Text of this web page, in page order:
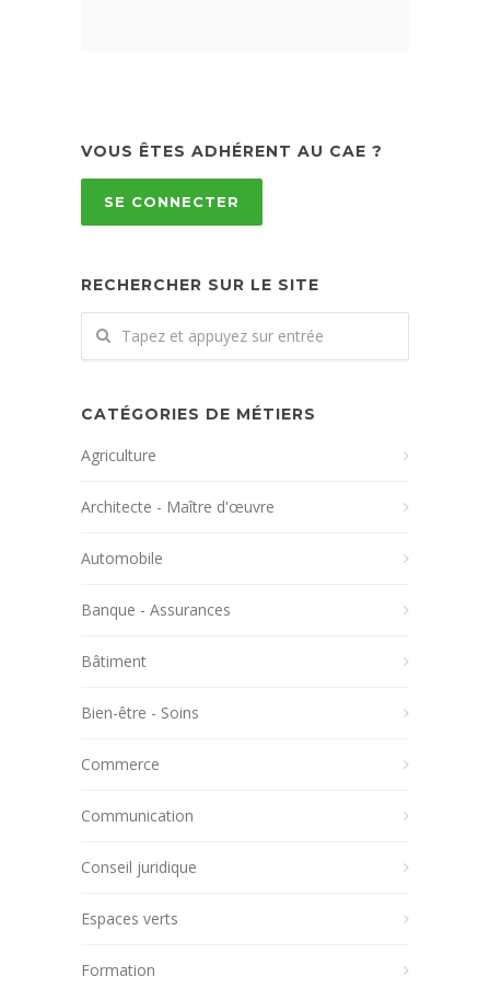
VOUS ÊTES ADHÉRENT AU CAE ?
SE CONNECTER
RECHERCHER SUR LE SITE
CATÉGORIES DE MÉTIERS
Agriculture
Architecte - Maître d'œuvre
Automobile
Banque - Assurances
Bâtiment
Bien-être - Soins
Commerce
Communication
Conseil juridique
Espaces verts
Formation